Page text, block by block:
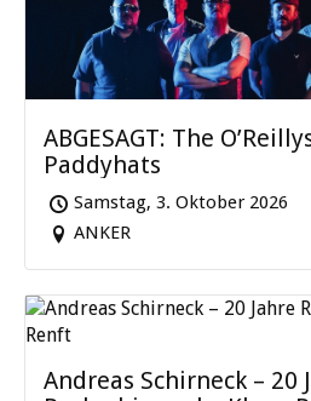
ABGESAGT: The
Paddyhats
Samstag, 3. Oktober 2026
ANKER
Andreas Schirneck – 20